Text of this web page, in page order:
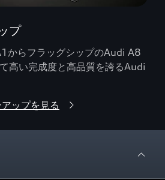
プ
からフラッグシップのAudi A8
高い完成度と高品質を誇るAudi
ップを見る